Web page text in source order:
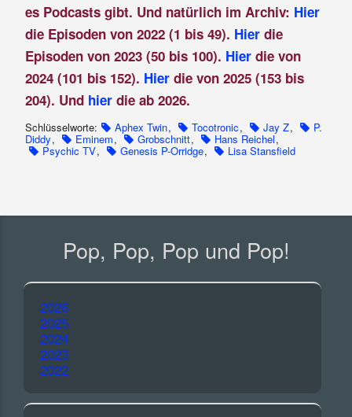
es Podcasts gibt. Und natürlich im Archiv: Hier
die Episoden von 2022 (1 bis 49). Hierdie
Episoden von 2023 (50 bis 100). Hier die von
2024 (101 bis 152). Hier die von 2025 (153 bis
204). Und hier die ab 2026.
Schlüsselworte: Aphex Twin, Tocotronic, Jay Z, P.
Diddy, Eminem, Grobschnitt, Hans Reichel,
Psychic TV, Genesis P-Orridge, Lisa Stansfield
Pop, Pop, Pop und Pop!
2026
2025
2024
2023
2022